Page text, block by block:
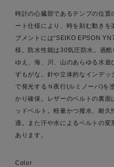
時計の心臓部であるテンプの位
ート仕様により、時を刻む動き
ブメントには“SEIKO EPSON
様。防水性能は30気圧防水。過
ゆえ、海、川、山のあらゆる水
ずもがな。針や立体的なインデッ
で発光するＮ夜行(ルミノーバ)を
かり確保。レザーのベルトの裏面
ッドベルト。軽量かつ撥水、耐
適。また汗や水によるベルトの
あります。
Color